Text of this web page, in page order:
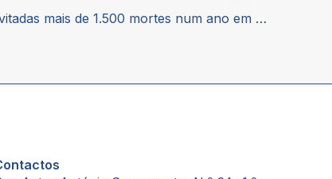
Poderiam ser evitadas mais de 1.500 mortes num ano em Portugal se o acesso aos medicamentos fosse maior